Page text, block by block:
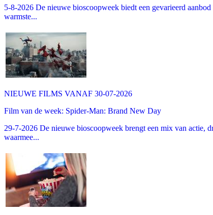
5-8-2026 De nieuwe bioscoopweek biedt een gevarieerd
warmste...
NIEUWE FILMS VANAF 30-07-2026
Film van de week: Spider-Man: Brand New Day
29-7-2026 De nieuwe bioscoopweek brengt een mix van actie,
waarmee...